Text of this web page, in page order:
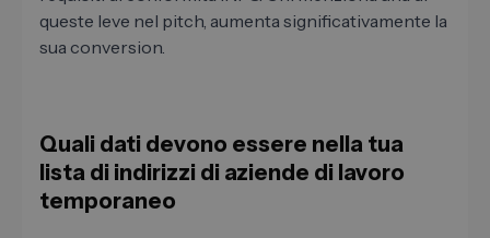
queste leve nel pitch, aumenta significativamente la
sua conversion.
Quali dati devono essere nella tua
lista di indirizzi di aziende di lavoro
temporaneo